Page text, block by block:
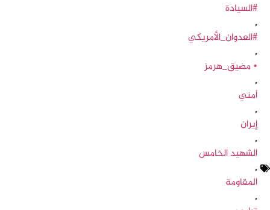
#السيادة
,
#العدوان_الأمريكي
,
• مضيق_هرمز
,
أمني
,
إيران
,
الشهيد الخامس
,
المقاومة
,